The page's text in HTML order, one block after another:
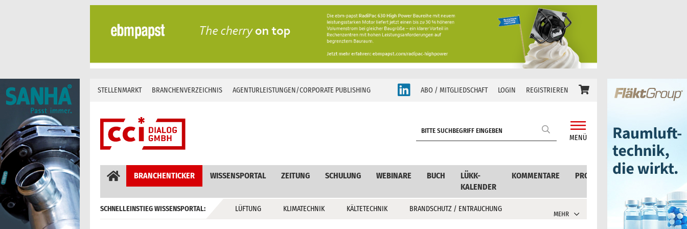
Skip
content
STELLENMARKT BRANCHENVERZEICHNIS AGENTURLEISTUNGEN/CORPORATE PUBLISHING ABO / MITGLIEDSCHAFT LOGIN REGISTRIEREN
MENÜ
BRANCHENTICKER WISSENSPORTAL ZEITUNG SCHULUNG WEBINARE BUCH
LÜKK-
KALENDER
KOMMENTARE PRODUKTE
SCHNELLEINSTIEG WISSENSPORTAL: LÜFTUNG KLIMATECHNIK KÄLTETECHNIK BRANDSCHUTZ / ENTRAUCHUNG
MEHR